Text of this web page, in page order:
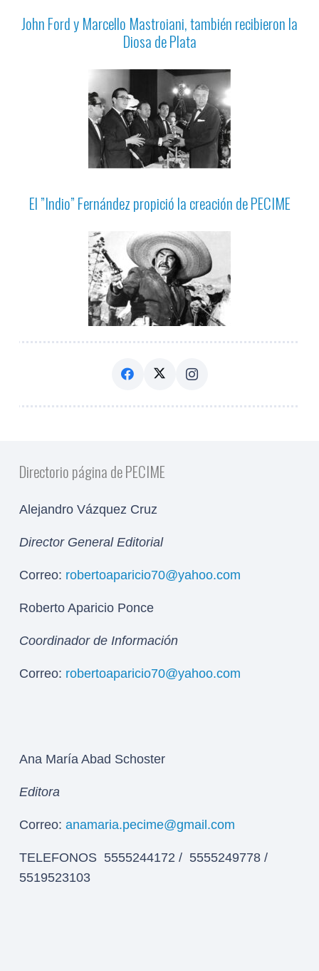
John Ford y Marcello Mastroiani, también recibieron la
Diosa de Plata
El ”Indio” Fernández propició la creación de PECIME
Directorio página de PECIME
Alejandro Vázquez Cruz
Director General Editorial
Correo: robertoaparicio70@yahoo.com
Roberto Aparicio Ponce
Coordinador de Información
Correo: robertoaparicio70@yahoo.com
Ana María Abad Schoster
Editora
Correo: anamaria.pecime@gmail.com
TELEFONOS 5555244172 / 5555249778 /
5519523103